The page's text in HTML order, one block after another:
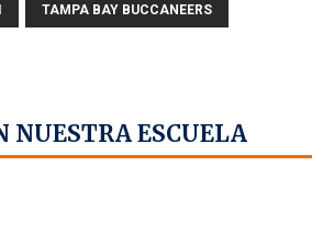
TAMPA BAY BUCCANEERS
NUESTRA ESCUELA